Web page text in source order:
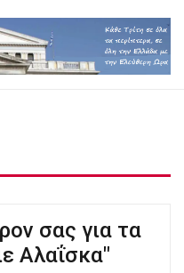
σας για τα
Αλαΐσκα"